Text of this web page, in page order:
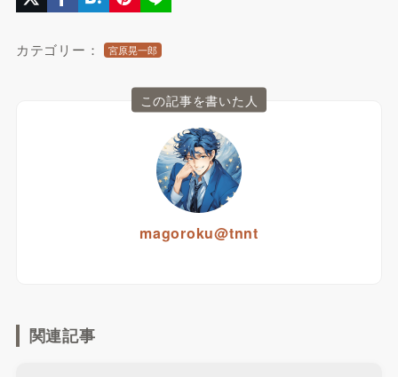
カテゴリー： 宮原晃一郎
この記事を書いた人
magoroku@tnnt
関連記事